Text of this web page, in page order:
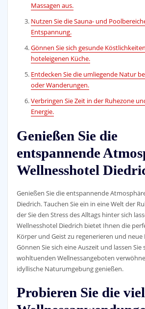
Massagen aus.
Nutzen Sie die Sauna- und
Entspannung.
Gönnen Sie sich gesunde
hoteleigenen Küche.
Entdecken Sie die umliegende Natur
oder Wanderungen.
Verbringen Sie Zeit in der Ruhezone
Energie.
Genießen Sie die
entspannende
Wellnesshotel
Genießen Sie die entspannende
Diedrich. Tauchen Sie ein in eine Welt der
der Sie den Stress des Alltags hinter sich
Wellnesshotel Diedrich bietet Ihnen die
Körper und Geist zu regenerieren und neue
Gönnen Sie sich eine Auszeit und lassen Sie
wohltuenden Wellnessangeboten
idyllische Naturumgebung genießen.
Probieren Sie die